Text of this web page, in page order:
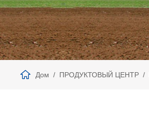
Дом ПРОДУКТОВЫЙ ЦЕНТР